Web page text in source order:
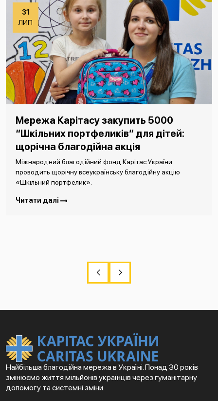
31
ЛИП
Мережа Карітасу закупить 5000
“Шкільних портфеликів” для дітей:
щорічна благодійна акція
Міжнародний благодійний фонд Карітас України
проводить щорічну всеукраїнську благодійну акцію
«Шкільний портфелик».
Читати далі
Найбільша благодійна мережа в Україні. Понад 30 років
змінюємо життя мільйонів українців через гуманітарну
допомогу та системні зміни.